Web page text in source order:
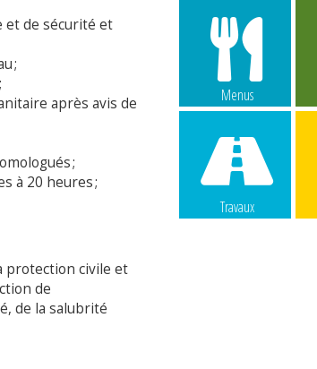
et de sécurité et
;
;
après avis de
;
à 20 heures ;
protection civile et
de
de la salubrité
Menus
Travaux